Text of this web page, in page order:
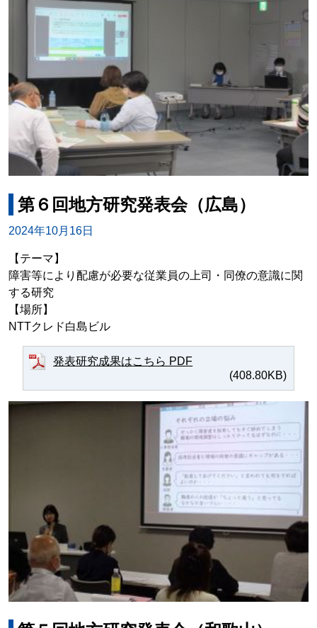
第６回地方研究発表会（広島）
2024年10月16日
【テーマ】
障害等により配慮が必要な従業員の上司・同僚の意識に関
する研究
【場所】
NTTクレド白島ビル
発表研究成果はこちら PDF
(408.80KB)